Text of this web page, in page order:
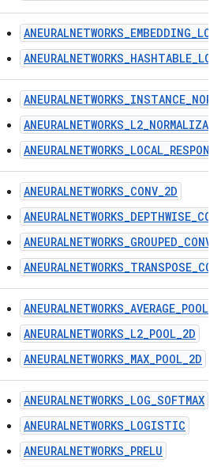
ANEURALNETWORKS_CONV_2D
ANEURALNETWORKS_L2_POOL_2D
ANEURALNETWORKS_MAX_POOL_2D
ANEURALNETWORKS_LOG_SOFTMAX
ANEURALNETWORKS_LOGISTIC
ANEURALNETWORKS_PRELU